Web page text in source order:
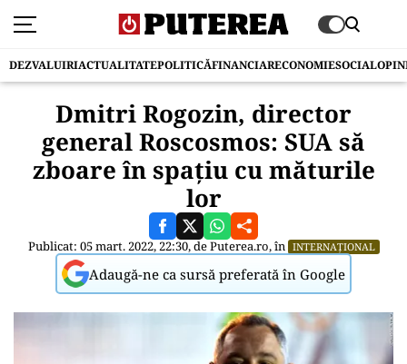
DEZVALUIRIACTUALITATEPOLITICĂFINANCIARECONOMIESOCIAL
Dmitri Rogozin, director
general Roscosmos: SUA să
zboare în spațiu cu măturile
lor
Publicat: 05 mart. 2022, 22:30, dePuterea.ro, în INTERNAȚIONAL
Adaugă-ne ca sursă preferată în Google